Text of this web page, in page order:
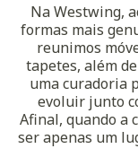
Na Westwing,
formas mais
reunimos
tapetes, além
uma curadoria
evoluir junto
Afinal, quando a
ser apenas um